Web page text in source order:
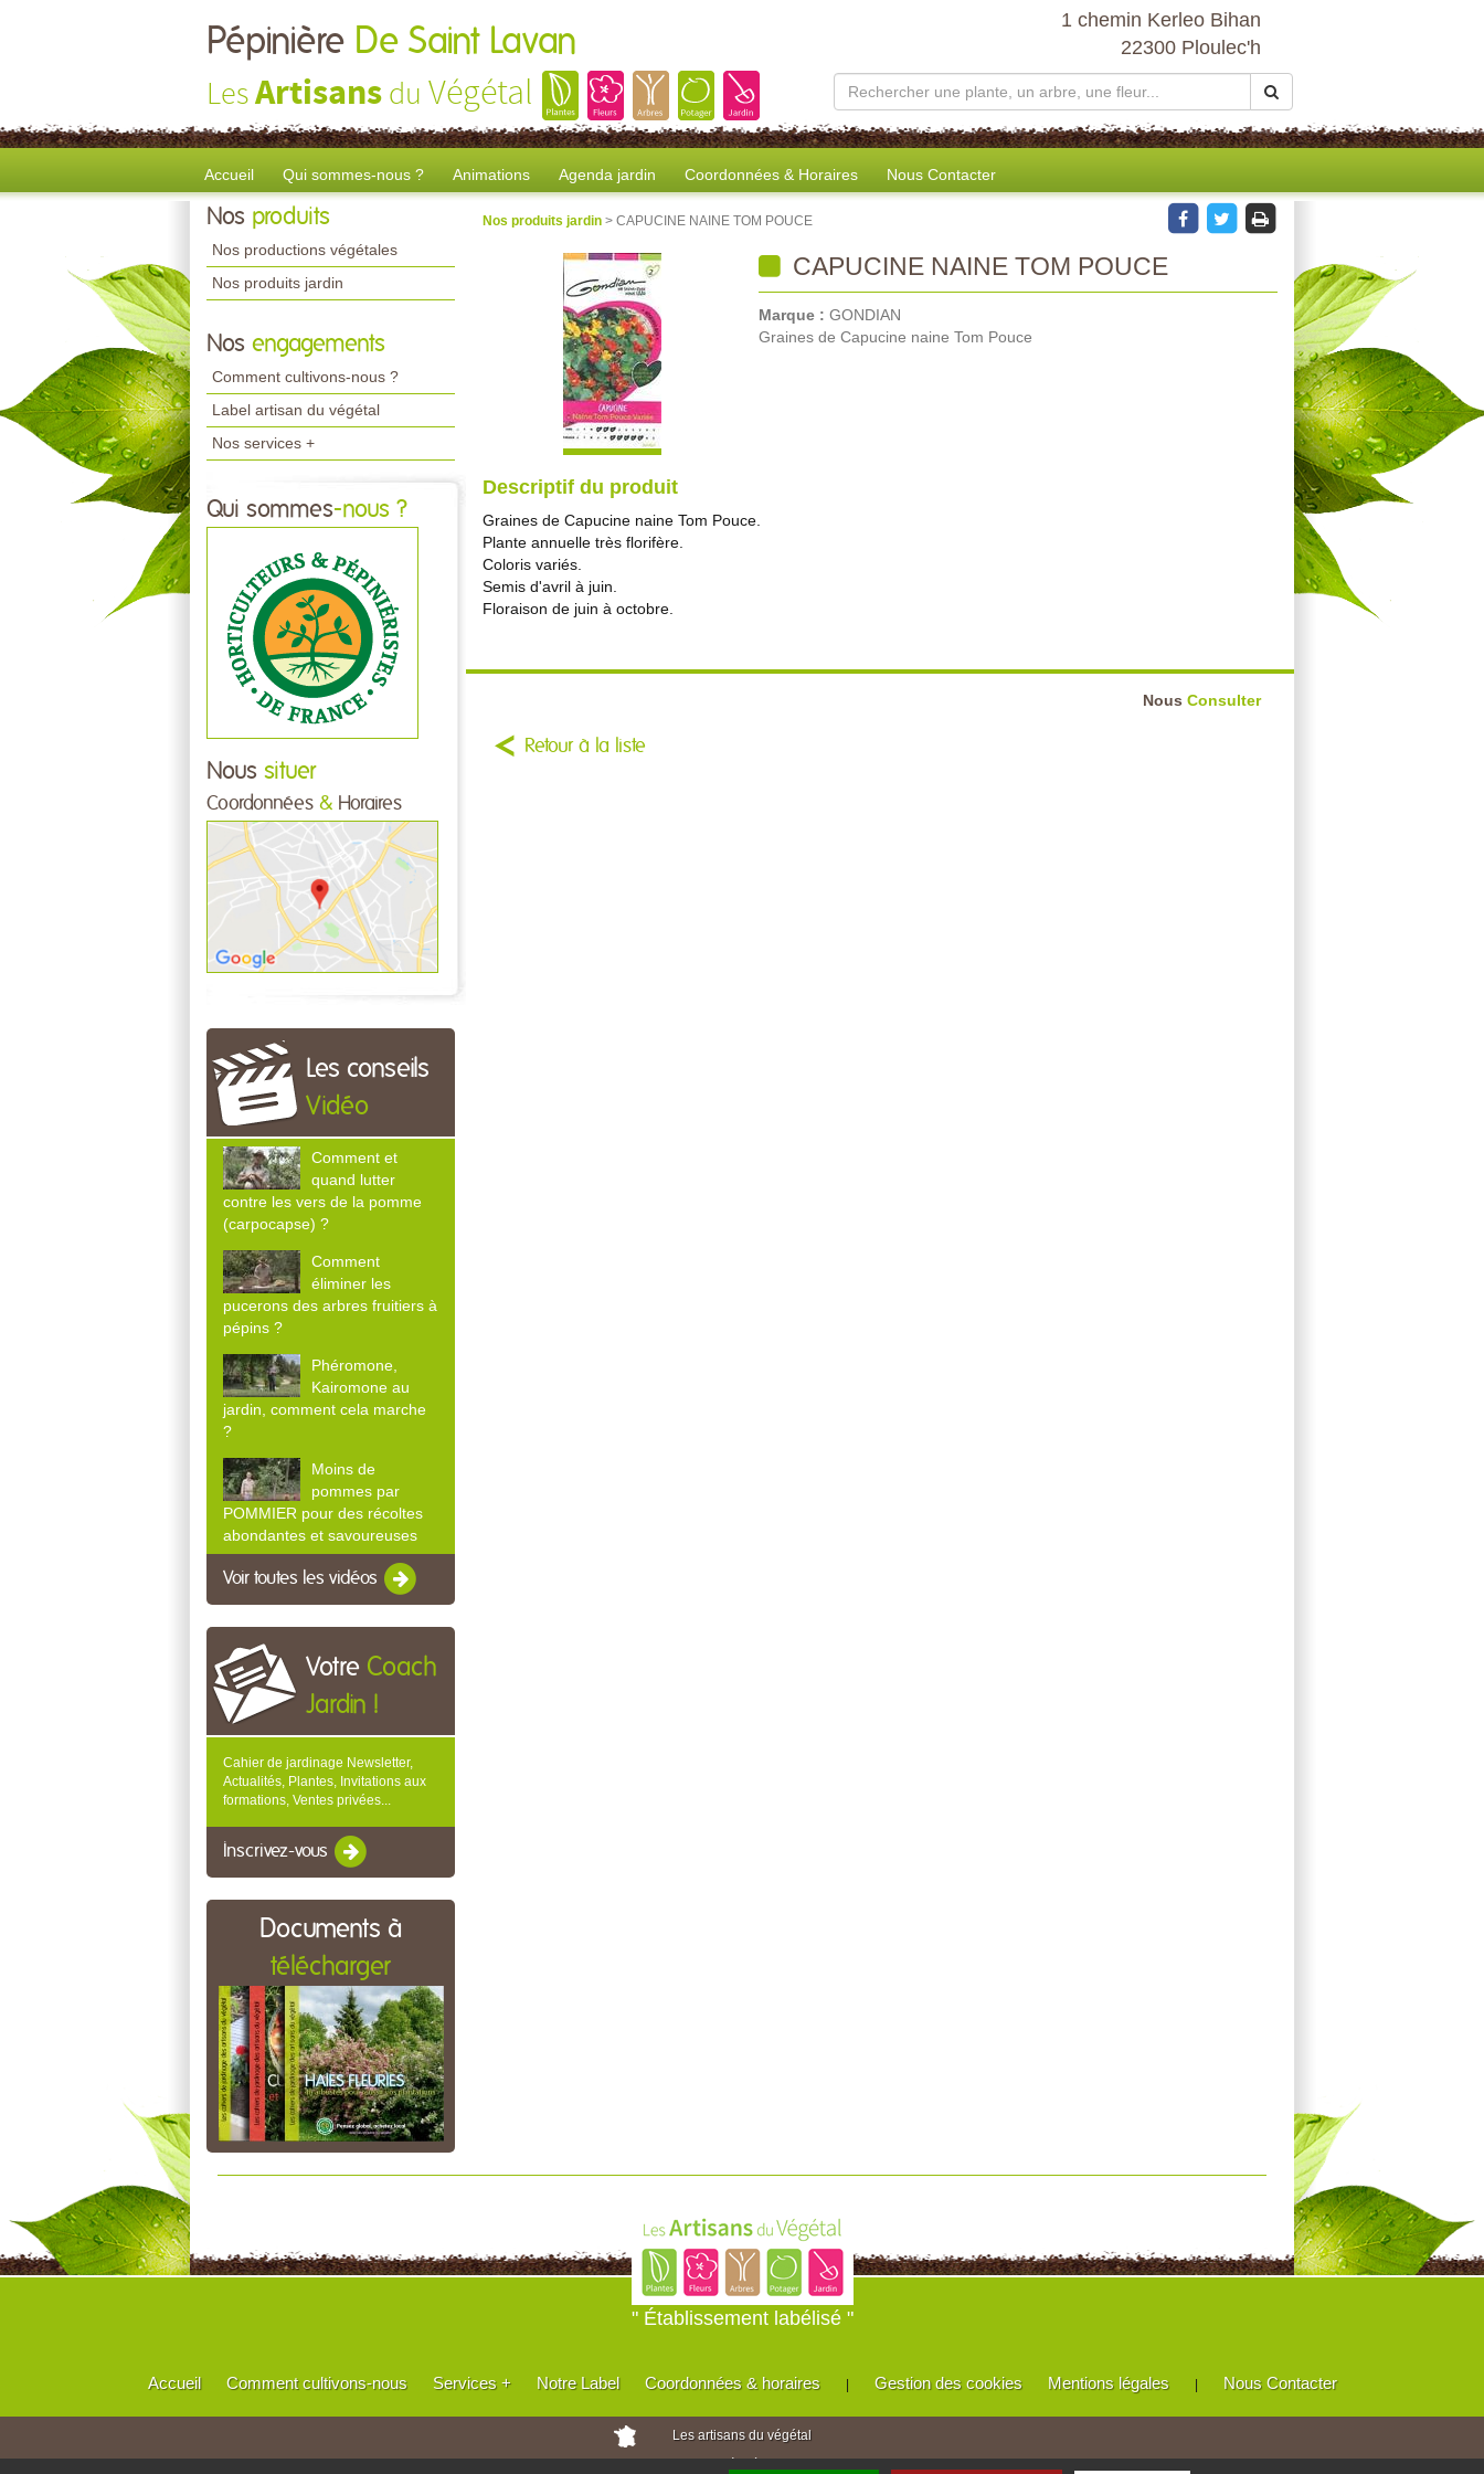
Pépinière De Saint Lavan
LesArtisans du Végétal
1 chemin Kerleo Bihan
22300 Ploulec'h
Accueil Qui sommes-nous ? Animations Agenda jardin Coordonnées & Horaires Nous Contacter
Nos produits
Nos productions végétales
Nos produits jardin
Nos engagements
Comment cultivons-nous ?
Label artisan du végétal
Nos services +
Qui sommes-nous ?
Nous situer
Coordonnées & Horaires
Les conseils
Vidéo
Comment et
quand lutter
contre les vers de la pomme
(carpocapse) ?
Comment
éliminer les
pucerons des arbres fruitiers à
pépins ?
Phéromone,
Kairomone au
jardin, comment cela marche
?
Moins de
pommes par
POMMIER pour des récoltes
abondantes et savoureuses
Voir toutes les vidéos
Votre Coach
Jardin !
Cahier de jardinage Newsletter,
Actualités, Plantes, Invitations aux
formations, Ventes privées...
Inscrivez-vous
Documents à
télécharger
Nos produits jardin > CAPUCINE NAINE TOM POUCE
CAPUCINE NAINE TOM POUCE
Marque : GONDIAN
Graines de Capucine naine Tom Pouce
Descriptif du produit
Graines de Capucine naine Tom Pouce.
Plante annuelle très florifère.
Coloris variés.
Semis d'avril à juin.
Floraison de juin à octobre.
Nous Consulter
Retour à la liste
" Établissement labélisé "
Accueil Comment cultivons-nous Services + Notre Label Coordonnées & horaires | Gestion des cookies Mentions légales | Nous Contacter
Les artisans du végétal
Horticulteurs et pépinièristes de France